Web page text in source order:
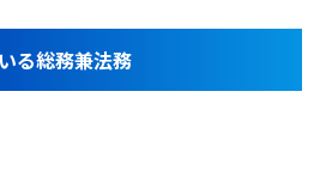
る総務兼法務